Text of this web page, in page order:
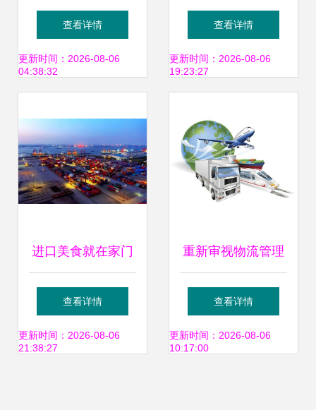
急行 打造现代物流
新引擎
查看详情
更新时间：2026-08-06
04:38:32
生态专题之一 顺丰
控股 多式联运服务
查看详情
更新时间：2026-08-06
19:23:27
进口美食就在家门
口！江阴进境肉类
指定监管场地获批
查看详情
更新时间：2026-08-06
21:38:27
重新审视物流管理
专业 多式联运的真
正意义在哪里
查看详情
更新时间：2026-08-06
10:17:00